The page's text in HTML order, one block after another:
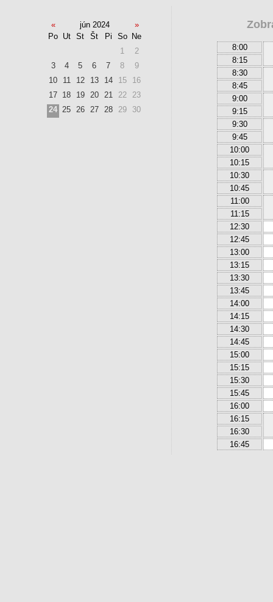
8:00
8:15
8:30
8:45
9:00
9:15
9:30
9:45
10:00
10:15
10:30
10:45
11:00
11:15
12:30
12:45
13:00
13:15
13:30
13:45
14:00
14:15
14:30
14:45
15:00
15:15
15:30
15:45
16:00
16:15
16:30
16:45
« jún 2024
»
Po Ut St Št Pi So
Ne
1
2
3
4 5 6 7 8
9
10
11 12 13 14 15
16
17 18 19 20 21 22
23
24 25 26 27 28 29 30